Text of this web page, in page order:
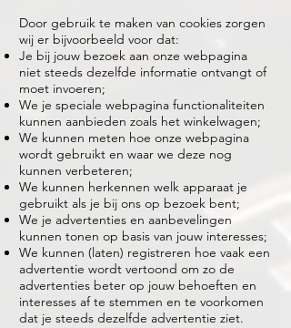
Door gebruik te maken van cookies zorgen
wij er bijvoorbeeld voor dat:
Je bij jouw bezoek aan onze webpagina
niet steeds dezelfde informatie ontvangt of
moet invoeren;
We je speciale webpagina functionaliteiten
kunnen aanbieden zoals het winkelwagen;
We kunnen meten hoe onze webpagina
wordt gebruikt en waar we deze nog
kunnen verbeteren;
We kunnen herkennen welk apparaat je
gebruikt als je bij ons op bezoek bent;
We je advertenties en aanbevelingen
kunnen tonen op basis van jouw interesses;
We kunnen (laten) registreren hoe vaak een
advertentie wordt vertoond om zo de
advertenties beter op jouw behoeften en
interesses af te stemmen en te voorkomen
dat je steeds dezelfde advertentie ziet.